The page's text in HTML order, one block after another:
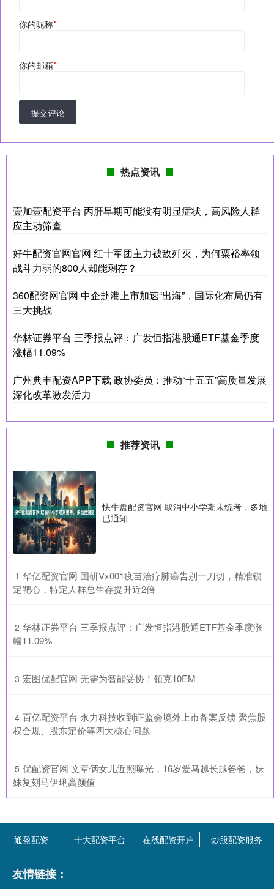
你的昵称*
你的邮箱*
提交评论
热点资讯
壹加壹配资平台 丙肝早期可能没有明显症状，高风险人群
应主动筛查
好牛配资官网官网 红十军团主力被敌歼灭，为何粟裕率领
战斗力弱的800人却能剩存？
360配资网官网 中企赴港上市加速“出海”，国际化布局仍有
三大挑战
华林证券平台 三季报点评：广发恒指港股通ETF基金季度
涨幅11.09%
广州典丰配资APP下载 政协委员：推动“十五五”高质量发展
深化改革激发活力
推荐资讯
快牛盘配资官网 取消中小学期末统考，多地
已通知
1 ​华亿配资官网 国研Vx001疫苗治疗肺癌告别一刀切，精准锁
定靶心，特定人群总生存提升近2倍
2 ​华林证券平台 三季报点评：广发恒指港股通ETF基金季度涨
幅11.09%
3 ​宏图优配官网 无需为智能妥协！领克10EM
4 ​百亿配资平台 永力科技收到证监会境外上市备案反馈 聚焦股
权合规、股东定价等四大核心问题
5 ​优配资官网 文章俩女儿近照曝光，16岁爱马越长越爸爸，妹
妹复刻马伊琍高颜值
通盈配资 十大配资平台 在线配资开户 炒股配资服务
友情链接：